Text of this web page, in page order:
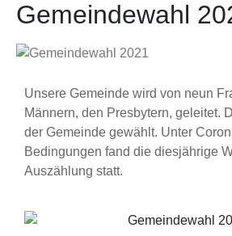
Gemeindewahl
Unsere Gemeinde wird von neun
Männern, den Presbytern, geleitet.
der Gemeinde gewählt. Unter
Bedingungen fand die diesjährige
Auszählung statt.